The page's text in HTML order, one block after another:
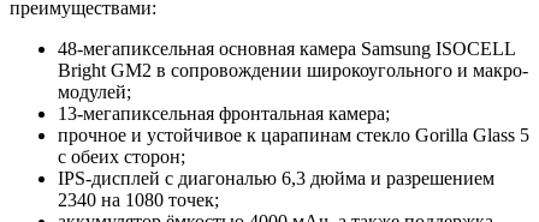
преимуществами:
48-мегапиксельная основная камера Samsung ISOCELL
Bright GM2 в сопровождении широкоугольного и макро-
модулей;
13-мегапиксельная фронтальная камера;
прочное и устойчивое к царапинам стекло Gorilla Glass 5
с обеих сторон;
IPS-дисплей с диагональю 6,3 дюйма и разрешением
2340 на 1080 точек;